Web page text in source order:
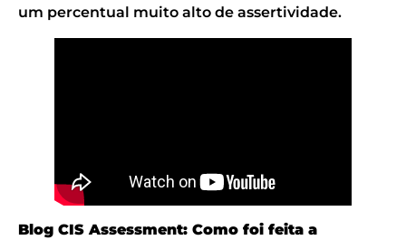
um percentual muito alto de assertividade.
Blog CIS Assessment: Como foi feita a